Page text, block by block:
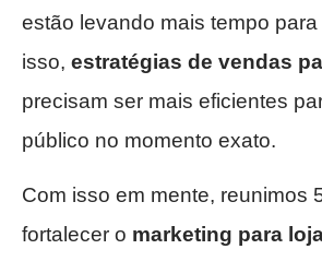
estão levando mais tempo
isso, estratégias de vendas
precisam ser mais eficientes
público no momento exato.
Com isso em mente, reunimos
fortalecer o marketing para